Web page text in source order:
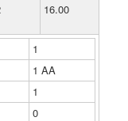
16.00
1
1 ΑΑ
1
0